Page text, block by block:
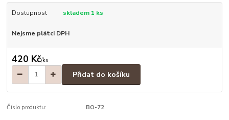
Dostupnost skladem 1 ks
Nejsme plátci DPH
420 Kč/ks
Přidat do košíku
Číslo produktu: BO-72